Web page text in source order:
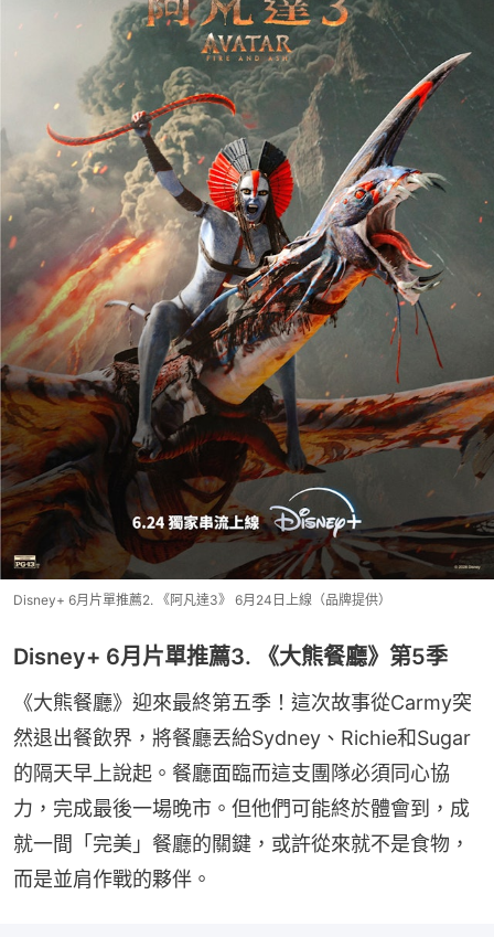
Disney+ 6月片單推薦2. 《阿凡達3》 6月24日上線（品牌提供）
Disney+ 6月片單推薦3. 《大熊餐廳》第5季
《大熊餐廳》迎來最終第五季！這次故事從Carmy突
然退出餐飲界，將餐廳丟給Sydney、Richie和Sugar
的隔天早上說起。餐廳面臨而這支團隊必須同心協
力，完成最後一場晚市。但他們可能終於體會到，成
就一間「完美」餐廳的關鍵，或許從來就不是食物，
而是並肩作戰的夥伴。